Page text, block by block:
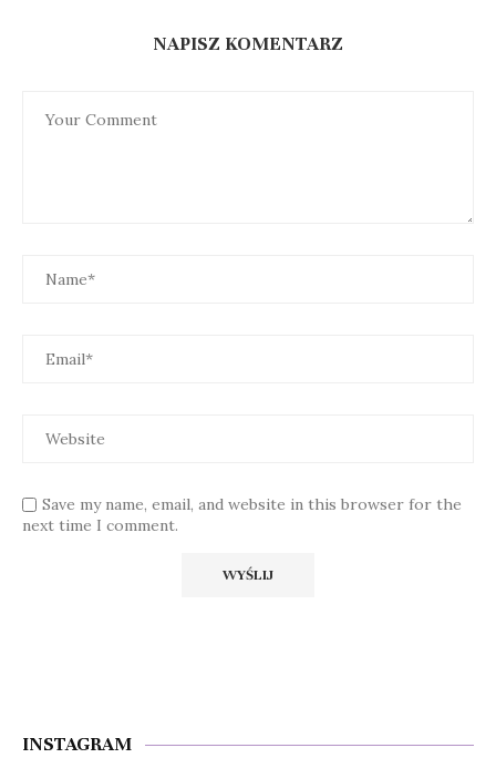
NAPISZ KOMENTARZ
Save my name, email, and website in this browser for the
next time I comment.
INSTAGRAM